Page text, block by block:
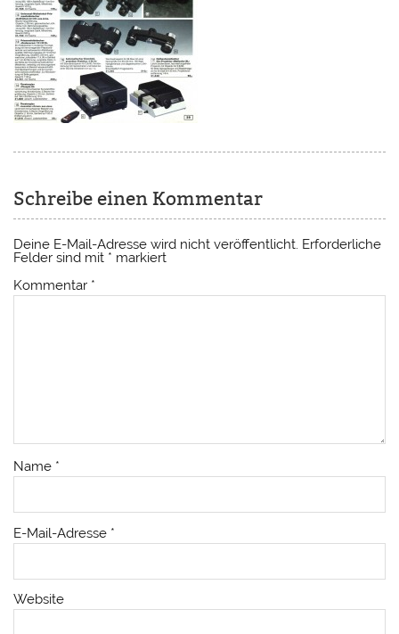
Schreibe einen Kommentar
Deine E-Mail-Adresse wird nicht veröffentlicht. Erforderliche
Felder sind mit * markiert
Kommentar *
Name *
E-Mail-Adresse *
Website